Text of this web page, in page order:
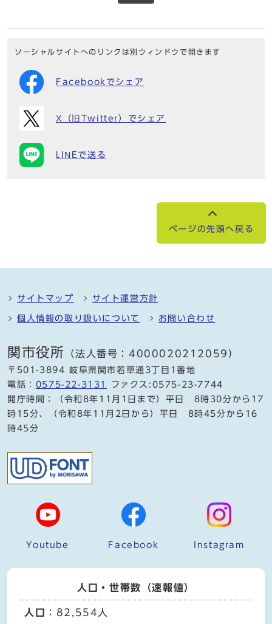
ソーシャルサイトへのリンクは別ウィンドウで開きます
Facebookでシェア
X（旧Twitter）でシェア
LINEで送る
ページの先頭へ戻る
サイトマップ サイト運営方針
個人情報の取り扱いについて お問い合わせ
関市役所 （法人番号：4000020212059）
〒501-3894 岐阜県関市若草通3丁目1番地
電話： 0575-22-3131
ファクス:0575-23-7744
開庁時間：（令和8年11月1日まで）平日 8時30分から17
時15分、（令和8年11月2日から）平日 8時45分から16
時45分
Youtube Facebook Instagram
人口・世帯数（速報値）
人口 ：82,554人